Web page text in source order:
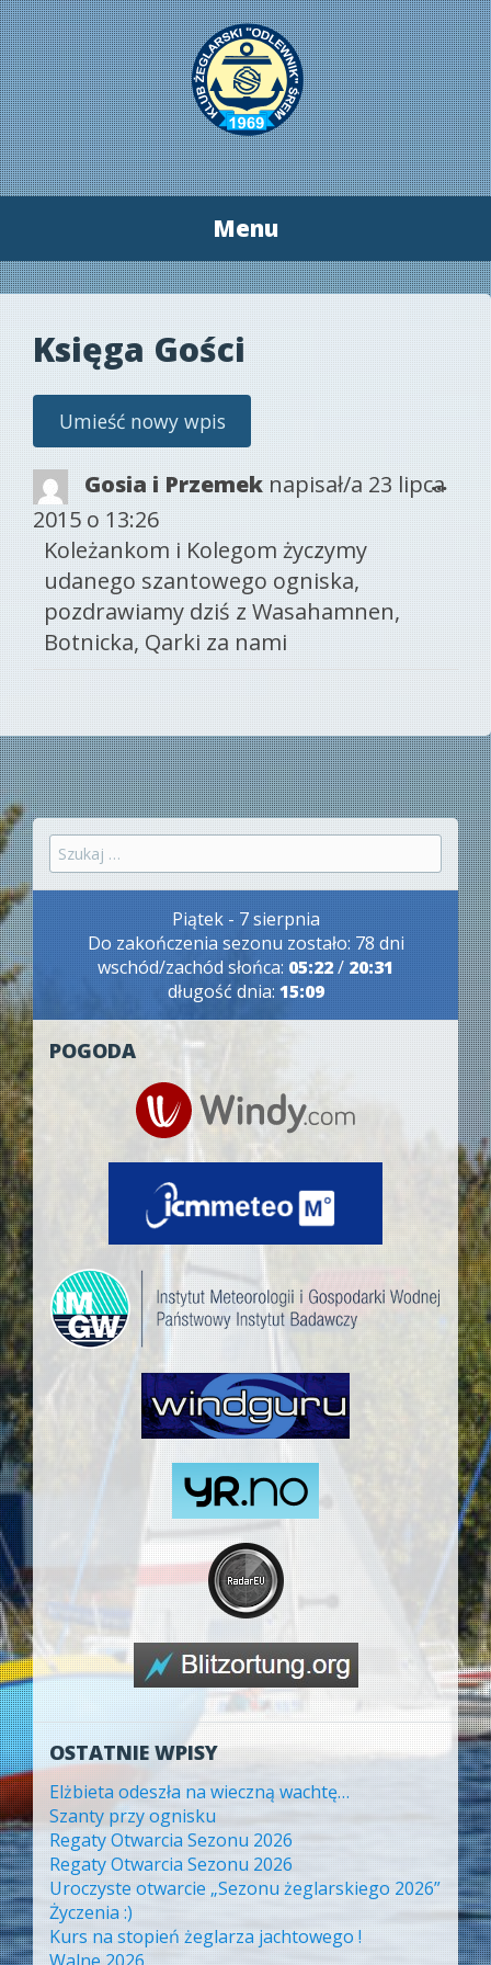
Menu
Przeskocz
do
Księga Gości
Gosia i Przemek napisał/a 23 lipca
2015 o 13:26
Koleżankom i Kolegom życzymy
udanego szantowego ogniska,
pozdrawiamy dziś z Wasahamnen,
Botnicka, Qarki za nami
...
Szukaj:
Piątek - 7 sierpnia
Do zakończenia sezonu zostało: 78 dni
wschód/zachód słońca: 05:22/ 20:31
długość dnia: 15:09
POGODA
OSTATNIE WPISY
Elżbieta odeszła na wieczną wachtę…
Szanty przy ognisku
Regaty Otwarcia Sezonu 2026
Regaty Otwarcia Sezonu 2026
Uroczyste otwarcie „Sezonu żeglarskiego 2026”
Życzenia :)
Kurs na stopień żeglarza jachtowego !